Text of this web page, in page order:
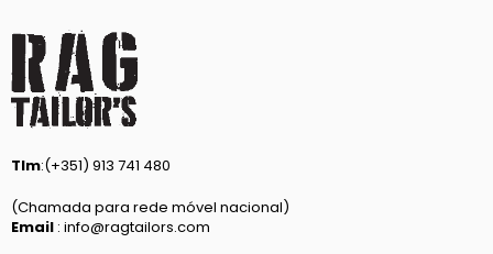
Tlm:(+351) 913 741 480
(Chamada para rede móvel nacional)
Email : info@ragtailors.com